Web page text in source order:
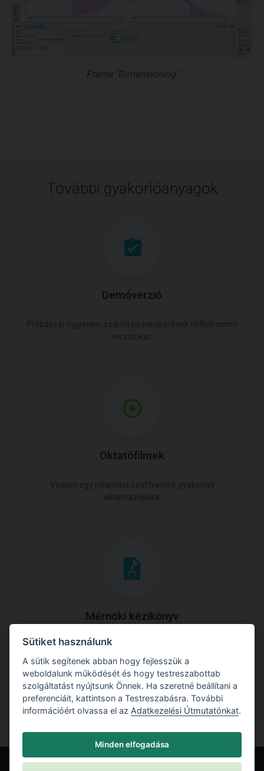
Frame "Dimensioning"
További gyakorlóanyagok
Demóverzió
Oktatófilmek
Mérnöki kézikönyv
Töltse le útmutatónkat az összes elméleti anyaggal és
gyakorlati példával!
Sütiket használunk
A sütik segítenek abban hogy fejlesszük a
weboldalunk működését és hogy testreszabottab
szolgáltatást nyújtsunk Önnek. Ha szeretné beállítani a
preferenciáit, kattintson a Testreszabásra. További
információért olvassa el az Adatkezelési Útmutatónkat.
Minden elfogadása